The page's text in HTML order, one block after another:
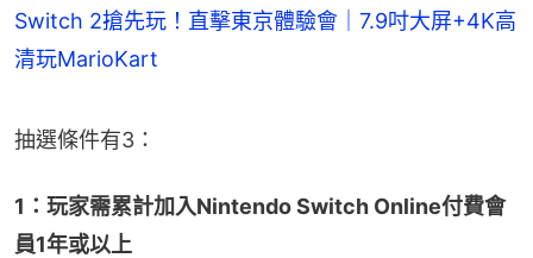
Switch 2搶先玩！直擊東京體驗會｜7.9吋大屏+4K高
清玩MarioKart
抽選條件有3：
1：玩家需累計加入Nintendo Switch Online付費會
員1年或以上